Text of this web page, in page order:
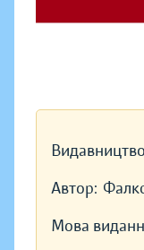
Автор:
Мова